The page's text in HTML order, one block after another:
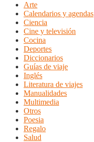
Arte
Calendarios y agendas
Ciencia
Cine y televisión
Cocina
Deportes
Diccionarios
Guías de viaje
Inglés
Literatura de viajes
Manualidades
Multimedia
Otros
Poesia
Regalo
Salud